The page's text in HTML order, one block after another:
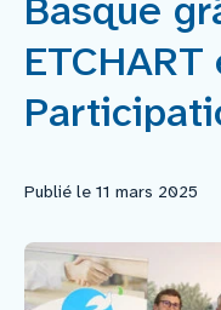
Mécènes
Faire un don
Contact
Basque
Publié le 11 mars 2025